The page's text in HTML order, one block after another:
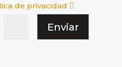
de privacidad
Enviar